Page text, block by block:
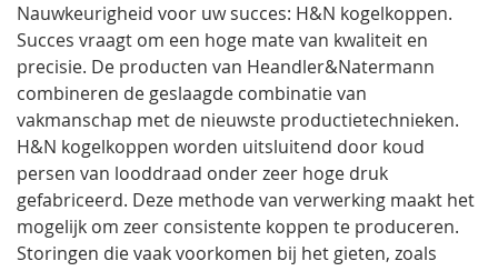
Nauwkeurigheid voor uw succes: H&N kogelkoppen.
Succes vraagt om een hoge mate van kwaliteit en
precisie. De producten van Heandler&Natermann
combineren de geslaagde combinatie van
vakmanschap met de nieuwste productietechnieken.
H&N kogelkoppen worden uitsluitend door koud
persen van looddraad onder zeer hoge druk
gefabriceerd. Deze methode van verwerking maakt het
mogelijk om zeer consistente koppen te produceren.
Storingen die vaak voorkomen bij het gieten, zoals